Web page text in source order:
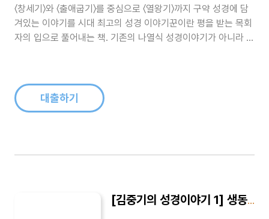
〈창세기〉와 〈출애굽기〉를 중심으로 〈열왕기〉까지 구약 성경에 담
겨있는 이야기를 시대 최고의 성경 이야기꾼이란 평을 받는 목회
자의 입으로 풀어내는 책. 기존의 나열식 성경이야기가 아니라 목
대출하기
[김중기의 성경이야기 1] 생동하는 신앙